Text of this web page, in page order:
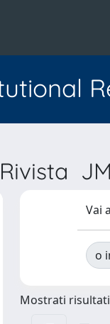
Vai
o
Mostrati risultati